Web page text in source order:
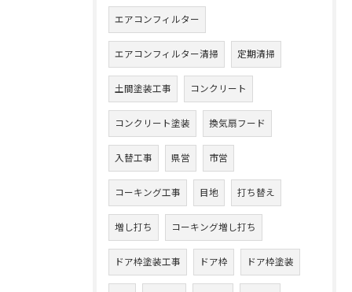
エアコンフィルター
エアコンフィルター清掃 定期清掃
土間塗装工事 コンクリート
コンクリート塗装 換気扇フード
入替工事 県営 市営
コーキング工事 目地 打ち替え
増し打ち コーキング増し打ち
ドア枠塗装工事 ドア枠 ドア枠塗装